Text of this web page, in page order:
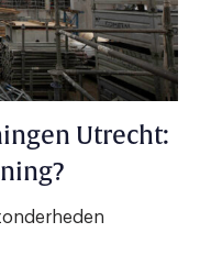
Utrecht: